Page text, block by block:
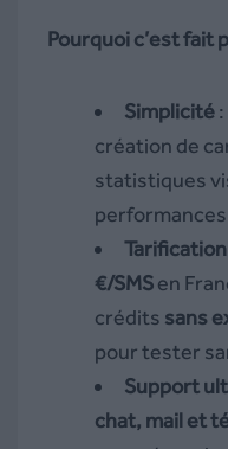
Pourquoi c’est fait
Simplicité
création de
statistiques
€/SMSen
crédits sans
pour tester
Support
chat, mail et